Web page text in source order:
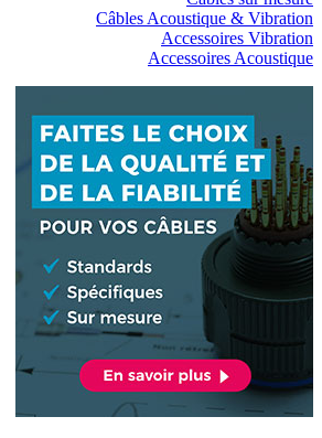
Câbles Acoustique & Vibration
Accessoires Vibration
Accessoires Acoustique